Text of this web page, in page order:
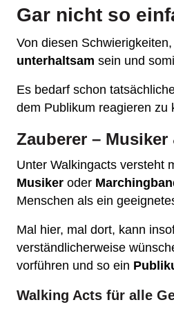
Gar nicht so
Von diesen
unterhaltsam sein und
Es bedarf schon
dem Publikum reagieren zu
Zauberer – Musiker
Unter Walkingacts versteht
Musiker oder
Menschen als ein
Mal hier, mal dort, kann
verständlicherweise
vorführen und so ein
Walking Acts für alle